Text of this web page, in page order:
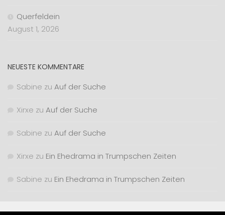
Querfeldein
August 1, 2026
NEUESTE KOMMENTARE
Sabine zu Auf der Suche
Xirxe zu Auf der Suche
Sabine zu Auf der Suche
Xirxe zu Ein Ehedrama in Trumpschen Zeiten
Sabine zu Ein Ehedrama in Trumpschen Zeiten